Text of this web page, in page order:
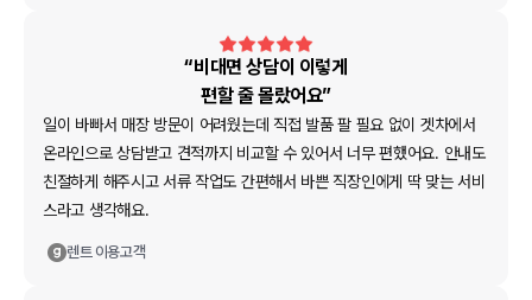
“비대면 상담이 이렇게
편할 줄 몰랐어요”
일이 바빠서 매장 방문이 어려웠는데 직접 발품 팔 필요 없이 겟차에서
온라인으로 상담받고 견적까지 비교할 수 있어서 너무 편했어요. 안내도
친절하게 해주시고 서류 작업도 간편해서 바쁜 직장인에게 딱 맞는 서비
스라고 생각해요.
렌트 이용고객